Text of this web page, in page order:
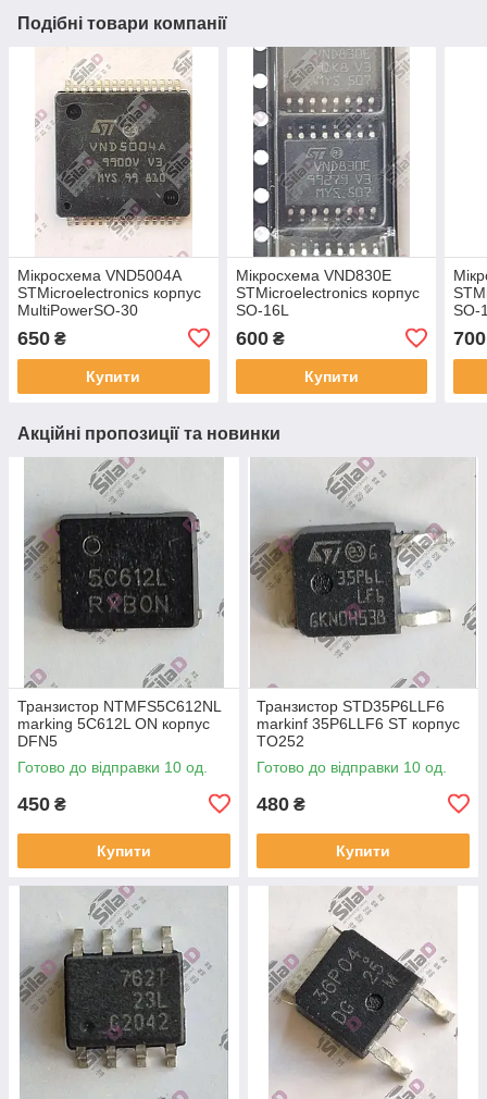
Подібні товари компанії
Мікросхема VND5004A
STMicroelectronics корпус
MultiPowerSO-30
650 ₴
Купити
Мікросхема VND830E
STMicroelectronics корпус
SO-16L
600₴
Купити
SO-
700
Акційні пропозиції та новинки
Транзистор NTMFS5C612NL
marking 5C612L ON корпус
DFN5
Готово до відправки 10 од.
450 ₴
Купити
Транзистор STD35P6LLF6
markinf 35P6LLF6 ST корпус
TO252
Готово до відправки 10 од.
480 ₴
Купити